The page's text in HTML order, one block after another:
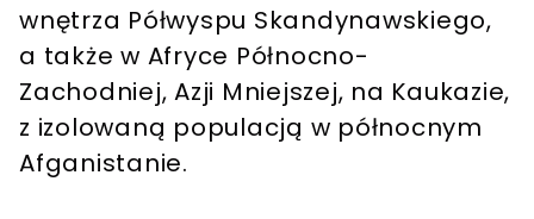
wnętrza Półwyspu Skandynawskiego,
a także w Afryce Północno-
Zachodniej, Azji Mniejszej, na Kaukazie,
z izolowaną populacją w północnym
Afganistanie.